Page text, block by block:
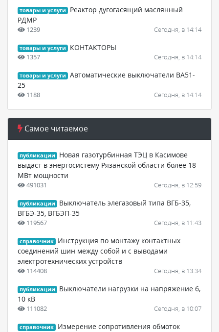
товары и услуги
Реактор дугогасящий маслянный
РДМР
1239 Сегодня, в 14:14
товары и услуги КОНТАКТОРЫ
1357 Сегодня, в 14:14
товары и услуги
Автоматические выключатели ВА51-
25
1188 Сегодня, в 14:14
Самое читаемое
публикации
Новая газотурбинная ТЭЦ в Касимове
выдаст в энергосистему Рязанской области более 18
МВт мощности
491031 Сегодня, в 12:59
публикации
Выключатель элегазовый типа ВГБ-35,
ВГБЭ-35, ВГБЭП-35
119567 Сегодня, в 11:43
справочник
Инструкция по монтажу контактных
соединений шин между собой и с выводами
электротехнических устройств
114408 Сегодня, в 13:34
публикации
Выключатели нагрузки на напряжение 6,
10 кВ
111082 Сегодня, в 10:07
справочник Измерение сопротивления обмоток